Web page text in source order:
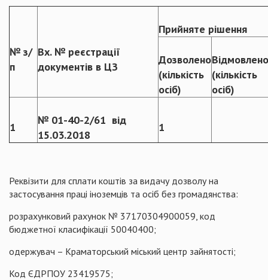
№ з/
п
Вх. № реєстрації
документів в ЦЗ
Прийняте рішення
Дозволено
(кількість
осіб)
Відмовлено
(кількість
осіб)
1
№ 01-40-2/61 від
15.03.2018
1
Реквізити для сплати коштів за видачу дозволу на
застосування праці іноземців та осіб без громадянства:
розрахунковий рахунок № 37170304900059, код
бюджетної класифікації 50040400;
одержувач – Краматорський міський центр зайнятості;
Код ЄДРПОУ 23419575;